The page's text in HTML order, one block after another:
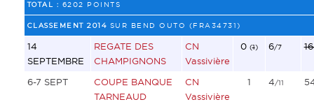
TOTAL : 6202 POINTS
CLASSEMENT 2014 SUR BEND OUTO (FRA34731)
14
SEPTEMBRE
REGATE DES
CHAMPIGNONS
CN
Vassivière
0 (1) 6/7
6-7 SEPT
COUPE BANQUE
TARNEAUD
CN
Vassivière
1 4/11